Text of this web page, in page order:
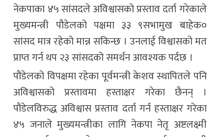
नेकपाका ४५ सांसदले अविश्वासको प्रस्ताव दर्ता गरेकाले
मुख्यमन्त्री पौडेलको पक्षमा ३३ ९सभामुख बाहेक०
सांसद मात्र रहेको मान्न सकिन्छ । उनलाई विश्वासको मत
प्राप्त गर्न थप २३ सांसदको समर्थन आवश्यक पर्दछ ।
पौडेलको विपक्षमा रहेका पूर्वमन्त्री केशव स्थापितले पनि
अविश्वासको प्रस्तावमा हस्ताक्षर गरेका छैनन् ।
पौडेलविरुद्ध अविश्वास प्रस्ताव दर्ता गर्न हस्ताक्षर गरेका
४५ जनाले मुख्यमन्त्रीका लागि नेकपा नेतृ अष्टलक्ष्मी